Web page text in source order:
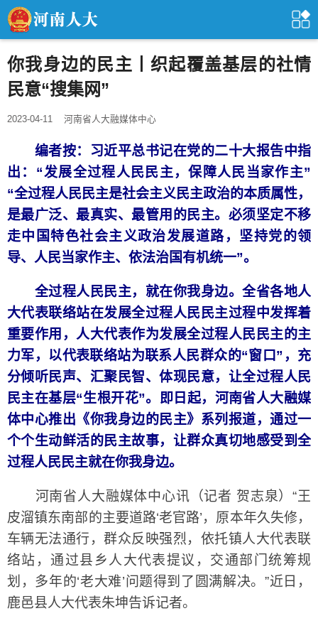
你我身边的民主丨织起覆盖基层的社情
民意“搜集网”
2023-04-11 河南省人大融媒体中心
编者按：习近平总书记在党的二十大报告中指
出：“发展全过程人民民主，保障人民当家作主”
“全过程人民民主是社会主义民主政治的本质属性，
是最广泛、最真实、最管用的民主。必须坚定不移
走中国特色社会主义政治发展道路，坚持党的领
导、人民当家作主、依法治国有机统一”。
全过程人民民主，就在你我身边。全省各地人
大代表联络站在发展全过程人民民主过程中发挥着
重要作用，人大代表作为发展全过程人民民主的主
力军，以代表联络站为联系人民群众的“窗口”，充
分倾听民声、汇聚民智、体现民意，让全过程人民
民主在基层“生根开花”。即日起，河南省人大融媒
体中心推出《你我身边的民主》系列报道，通过一
个个生动鲜活的民主故事，让群众真切地感受到全
过程人民民主就在你我身边。
河南省人大融媒体中心讯（记者 贺志泉）“王
皮溜镇东南部的主要道路‘老官路’，原本年久失修，
车辆无法通行，群众反映强烈，依托镇人大代表联
络站，通过县乡人大代表提议，交通部门统筹规
划，多年的‘老大难’问题得到了圆满解决。”近日，
鹿邑县人大代表朱坤告诉记者。